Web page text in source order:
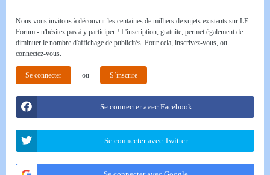
Nous vous invitons à découvrir les centaines de milliers de sujets existants sur LE
Forum - n'hésitez pas à y participer ! L'inscription, gratuite, permet également de
diminuer le nombre d'affichage de publicités. Pour cela, inscrivez-vous, ou
connectez-vous.
Se connecter ou S’inscrire
Se connecter avec Facebook
Se connecter avec Twitter